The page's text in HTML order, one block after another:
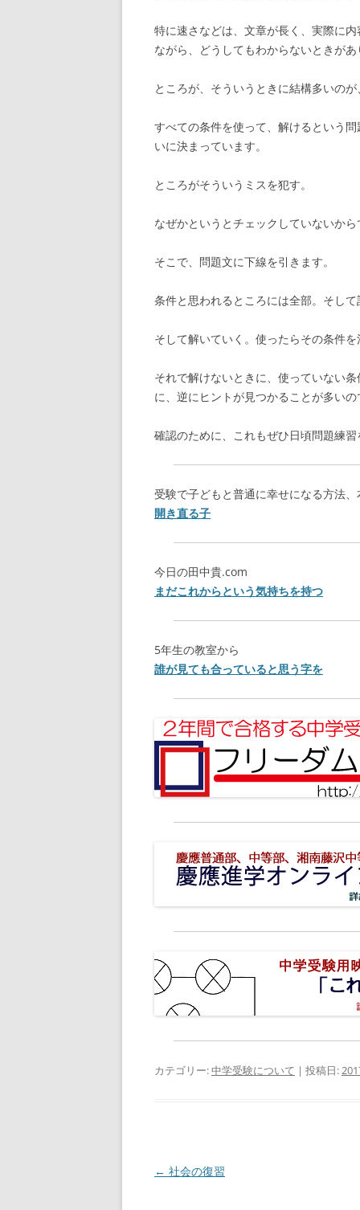
特に速さなどは、文章が長く、実際に
ながら、どうしてもわからないときがあ
ところが、そういうときに結構多いの
すべての条件を使って、解けるという
いに決まっています。
ところがそういうミスを犯す。
なぜかというとチェックしていないから
そこで、問題文に下線を引きます。
条件と思われるところには全部。そして
そして解いていく。使ったらその条件を
それで解けないときに、使っていない
に、逆にヒントが見つかることが多いの
確認のために、これもぜひ日頃問題練
受験で子どもと普通に幸せになる方法
開き直る子
今日の田中貴.com
まだこれからという気持ちを持つ
5年生の教室から
誰が見ても合っていると思う字を
カテゴリー:中学受験について | 投稿日:
投
← 社会の復習